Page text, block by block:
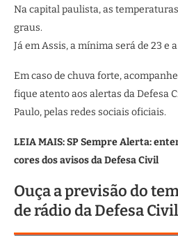
Na capital paulista, as
graus.
Já em Assis, a mínima será de 23 e
Em caso de chuva forte,
fique atento aos alertas da Defesa
Paulo, pelas redes sociais oficiais.
LEIA MAIS: SP Sempre Alerta:
cores dos avisos da Defesa Civil
Ouça a previsão do
de rádio da Defesa Civil